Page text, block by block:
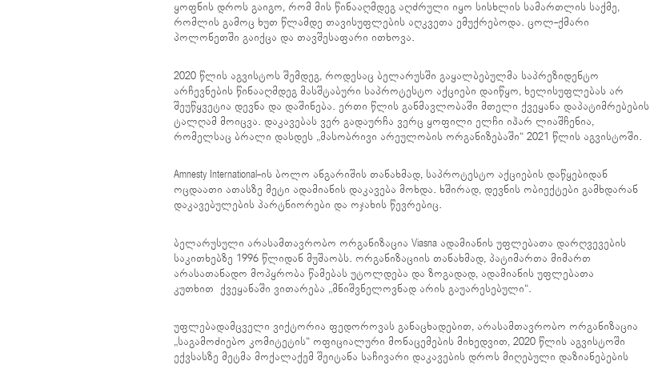
ყოფნის დროს გაიგო, რომ მის წინააღმდეგ აღძრული იყო სისხლის სამართლის საქმე,
რომლის გამოც ხუთ წლამდე თავისუფლების აღკვეთა ემუქრებოდა. ცოლ-ქმარი
პოლონეთში გაიქცა და თავშესაფარი ითხოვა.
2020 წლის აგვისტოს შემდეგ, როდესაც ბელარუსში გაყალბებულმა საპრეზიდენტო
არჩევნების წინააღმდეგ მასშტაბური საპროტესტო აქციები დაიწყო, ხელისუფლებას არ
შეუწყვეტია დევნა და დაშინება. ერთი წლის განმავლობაში მთელი ქვეყანა დაპატიმრებების
ტალღამ მოიცვა. დაკავებას ვერ გადაურჩა ვერც ყოფილი ელჩი იჰარ ლიაშჩენია,
რომელსაც ბრალი დასდეს „მასობრივი არეულობის ორგანიზებაში“ 2021 წლის აგვისტოში.
Amnesty International-ის ბოლო ანგარიშის თანახმად, საპროტესტო აქციების დაწყებიდან
ოცდაათი ათასზე მეტი ადამიანის დაკავება მოხდა. ხშირად, დევნის ობიექტები გამხდარან
დაკავებულების პარტნიორები და ოჯახის წევრებიც.
ბელარუსული არასამთავრობო ორგანიზაცია Viasna ადამიანის უფლებათა დარღვევების
საკითხებზე 1996 წლიდან მუშაობს. ორგანიზაციის თანახმად, პატიმართა მიმართ
არასათანადო მოპყრობა წამებას უტოლდება და ზოგადად, ადამიანის უფლებათა
კუთხით ქვეყანაში ვითარება „მნიშვნელოვნად არის გაუარესებული“.
უფლებადამცველი ვიქტორია ფედოროვას განაცხადებით, არასამთავრობო ორგანიზაცია
„საგამოძიებო კომიტეტის“ ოფიციალური მონაცემების მიხედვით, 2020 წლის აგვისტოში
ექვსასზე მეტმა მოქალაქემ შეიტანა საჩივარი დაკავების დროს მიღებული დაზიანებების